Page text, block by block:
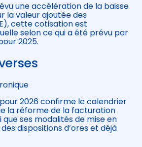
une accélération de la baisse
la valeur ajoutée des
cette cotisation est
selon ce qui a été prévu par
2025.
2026 confirme le calendrier
la réforme de la facturation
ses modalités de mise en
dispositions d’ores et déjà